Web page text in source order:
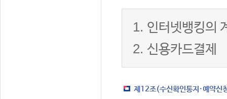
1. 인터넷뱅킹의
2. 신용카드결제
제12조(수신확인통지·예약신